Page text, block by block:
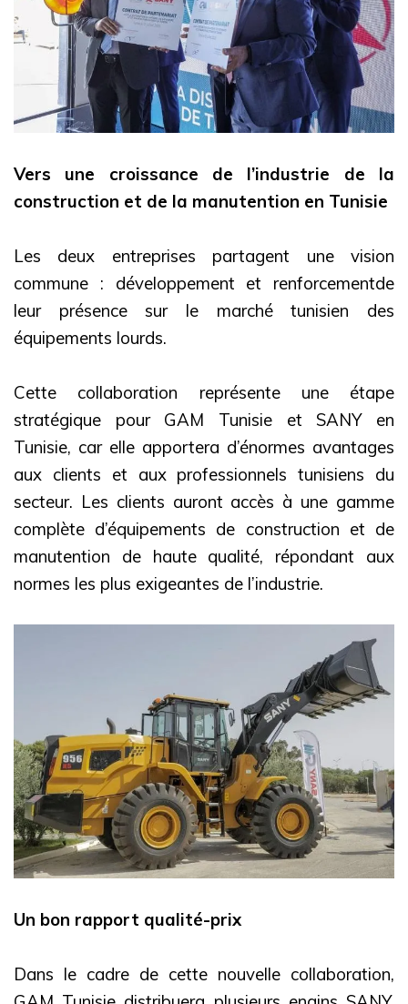
Vers une croissance de l’industrie de la
construction et de la manutention en Tunisie
Les deux entreprises partagent une vision
commune : développement et renforcementde
leur présence sur le marché tunisien des
équipements lourds.
Cette collaboration représente une étape
stratégique pour GAM Tunisie et SANY en
Tunisie, car elle apportera d’énormes avantages
aux clients et aux professionnels tunisiens du
secteur. Les clients auront accès à une gamme
complète d’équipements de construction et de
manutention de haute qualité, répondant aux
normes les plus exigeantes de l’industrie.
Un bon rapport qualité-prix
Dans le cadre de cette nouvelle collaboration,